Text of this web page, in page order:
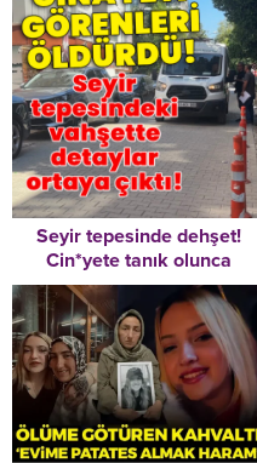
Seyir tepesinde dehşet!
Cin*yete tanık olunca
katl*dildiler!